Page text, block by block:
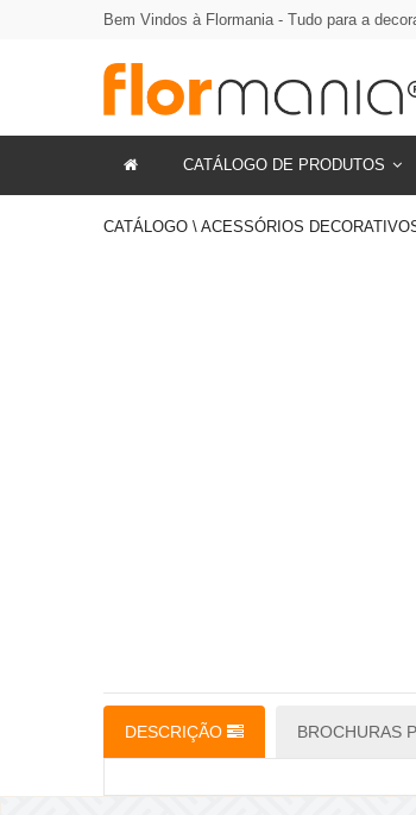
Bem Vindos à Flormania - Tudo para a
CATÁLOGO DE PRODUTOS
CATÁLOGO \ ACESSÓRIOS
DESCRIÇÃO BROCHURAS